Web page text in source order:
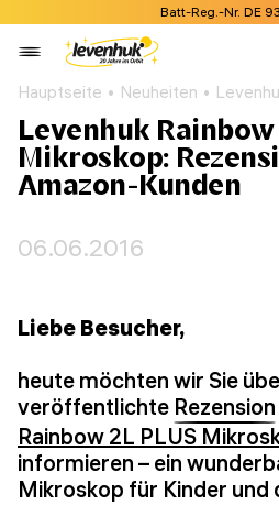
Batt-Reg.-Nr. DE
Hauptseite Neuheiten
Levenhuk Rainbow
Mikroskop:
Amazon-Kunden
06.06.2016
Liebe Besucher,
heute möchten wir Sie
veröffentlichte Rezension
Rainbow 2L PLUS
informieren – ein
Mikroskop für Kinder und